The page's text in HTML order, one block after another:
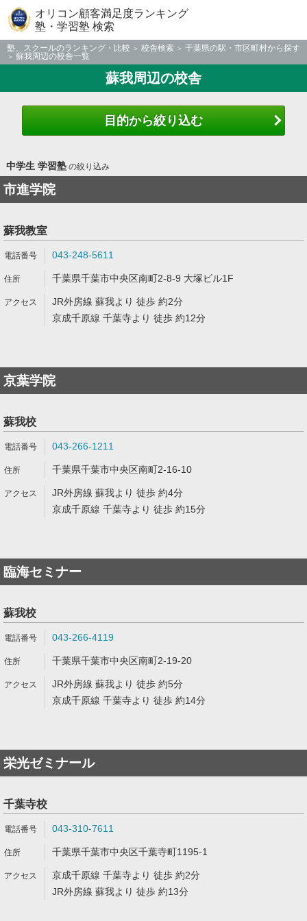
オリコン顧客満足度ランキング
塾・学習塾 検索
塾、スクールのランキング・比較 校舎検索
千葉県の駅・市区町村から探す
蘇我周辺の校舎一覧
蘇我周辺の校舎
目的から絞り込む
中学生 学習塾の絞り込み
市進学院
蘇我教室
043-248-5611
千葉県千葉市中央区南町2-8-9 大塚ビル1F
JR外房線 蘇我より 徒歩 約2分
京成千原線 千葉寺より 徒歩 約12分
京葉学院
蘇我校
043-266-1211
千葉県千葉市中央区南町2-16-10
JR外房線 蘇我より 徒歩 約4分
京成千原線 千葉寺より 徒歩 約15分
臨海セミナー
蘇我校
043-266-4119
千葉県千葉市中央区南町2-19-20
JR外房線 蘇我より 徒歩 約5分
京成千原線 千葉寺より 徒歩 約14分
栄光ゼミナール
千葉寺校
043-310-7611
千葉県千葉市中央区千葉寺町1195-1
京成千原線 千葉寺より 徒歩 約2分
JR外房線 蘇我より 徒歩 約13分